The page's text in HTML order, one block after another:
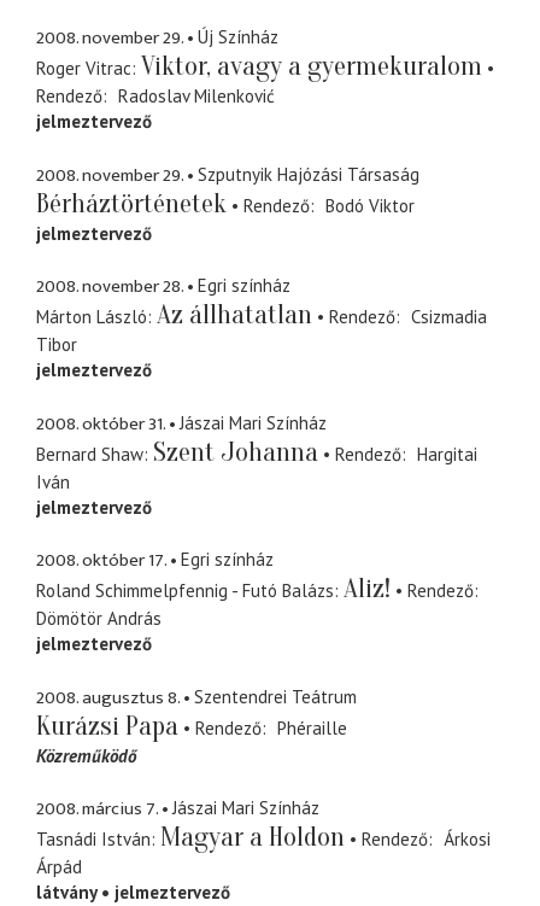
2008. november 29.
Új Színház
Roger Vitrac Viktor, avagy a gyermekuralom
Rendező
Radoslav Milenković
jelmeztervező
2008. november 29. Szputnyik Hajózási Társaság
Bérháztörténetek Rendező
Bodó Viktor
jelmeztervező
2008. november 28.
Egri színház
Márton László Az állhatatlan Rendező
Csizmadia
Tibor
jelmeztervező
2008. október 31.
Jászai Mari Színház
Bernard Shaw Szent Johanna Rendező
Hargitai
Iván
jelmeztervező
2008. október 17.
Egri színház
Roland Schimmelpfennig - Futó Balázs Aliz!
Rendező
Dömötör András
jelmeztervező
2008. augusztus 8. Szentendrei Teátrum
Kurázsi Papa Rendező
Phéraille
Közreműködő
2008. március 7.
Jászai Mari Színház
Tasnádi István Magyar a Holdon Rendező
Árkosi
Árpád
látvány
jelmeztervező